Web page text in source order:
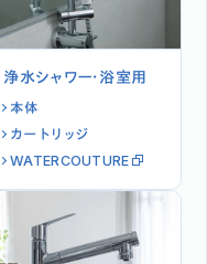
浄水シャワー・浴室用
本体
カートリッジ
WATERCOUTURE